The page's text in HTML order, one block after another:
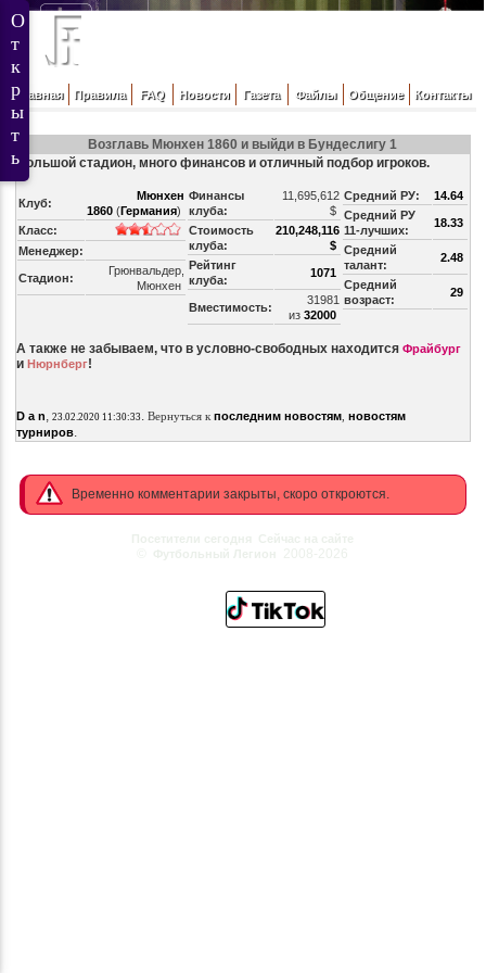
Главная Правила FAQ Новости Газета Файлы Общение Контакты
Возглавь Мюнхен 1860 и выйди в Бундеслигу 1
Большой стадион, много финансов и отличный подбор игроков.
Клуб:
Мюнхен
1860(Германия)
Класс:
Менеджер:
Стадион:
Грюнвальдер,
Мюнхен
Финансы
клуба:
11,695,612
$
Стоимость
клуба:
210,248,116
$
Рейтинг
клуба:
1071
Вместимость:
31981
из 32000
Средний РУ:
14.64
Средний РУ
11-лучших:
18.33
Средний
талант:
2.48
Средний
возраст:
29
А также не забываем, что в условно-свободных находится Фрайбург
и Нюрнберг!
D a n, 23.02.2020 11:30:33 . Вернуться к последним новостям, новостям
турниров.
Временно комментарии закрыты, скоро откроются.